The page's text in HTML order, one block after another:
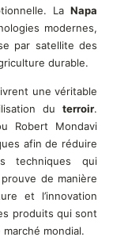
La Napa
modernes,
par satellite des
durable.
une véritable
du terroir.
Robert Mondavi
afin de réduire
techniques qui
de manière
et l’innovation
produits qui sont
mondial.